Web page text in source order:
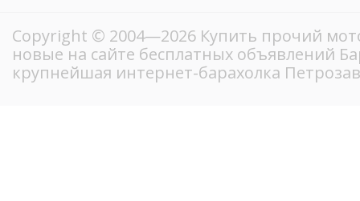
Copyright © 2004—2026 Купить прочий
новые на сайте бесплатных объявлений
крупнейшая интернет-барахолка